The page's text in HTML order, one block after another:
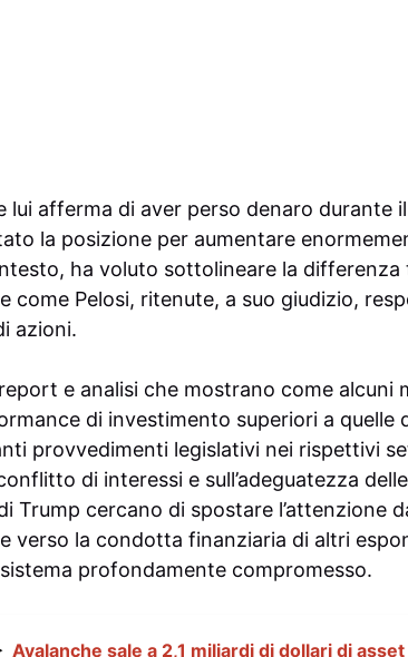
lui afferma di aver perso denaro durante
la posizione per aumentare
ha voluto sottolineare la differenza
come Pelosi, ritenute, a suo giudizio,
azioni.
e analisi che mostrano come alcuni
di investimento superiori a quelle
provvedimenti legislativi nei rispettivi
di interessi e sull’adeguatezza
Trump cercano di spostare l’attenzione
verso la condotta finanziaria di altri
profondamente compromesso.
Avalanche sale a 2,1 miliardi di dollari di